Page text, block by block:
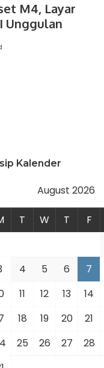
M4, Layar
Unggulan
Kalender
August 2026
T W T F
4 5 6 7
11 12 13 14
18 19 20 21
25 26 27 28